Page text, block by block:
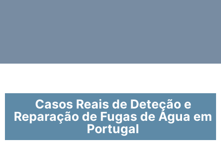
Casos Reais de Deteção e
Reparação de Fugas de Água em
Portugal